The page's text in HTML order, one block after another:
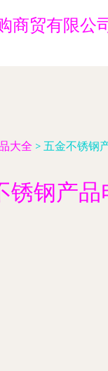
商贸有限公
大全 > 五金不锈钢
锈钢产